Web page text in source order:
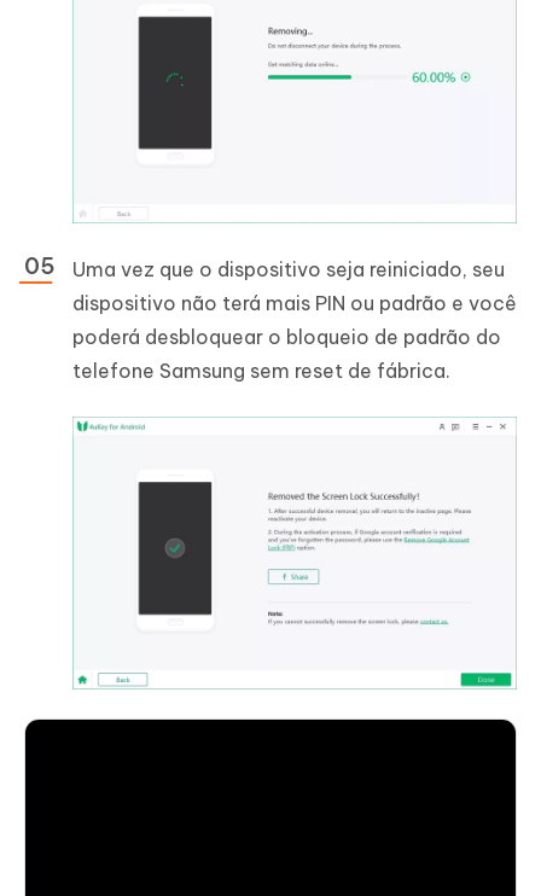
Uma vez que o dispositivo seja reiniciado, seu
dispositivo não terá mais PIN ou padrão e você
poderá desbloquear o bloqueio de padrão do
telefone Samsung sem reset de fábrica.